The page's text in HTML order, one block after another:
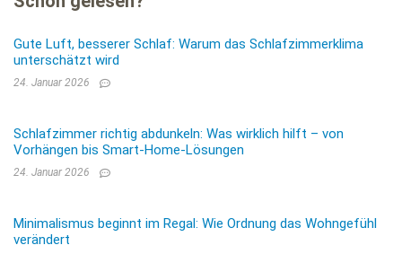
Gute Luft, besserer Schlaf: Warum das Schlafzimmerklima
unterschätzt wird
24. Januar 2026
Schlafzimmer richtig abdunkeln: Was wirklich hilft – von
Vorhängen bis Smart-Home-Lösungen
24. Januar 2026
Minimalismus beginnt im Regal: Wie Ordnung das Wohngefühl
verändert